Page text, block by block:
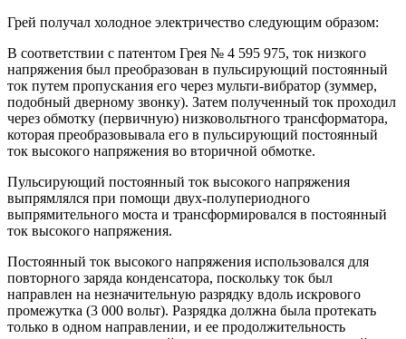
Грей получал холодное электричество следующим образом:
В соответствии с патентом Грея № 4 595 975, ток низкого
напряжения был преобразован в пульсирующий постоянный
ток путем пропускания его через мульти-вибратор (зуммер,
подобный дверному звонку). Затем полученный ток проходил
через обмотку (первичную) низковольтного трансформатора,
которая преобразовывала его в пульсирующий постоянный
ток высокого напряжения во вторичной обмотке.
Пульсирующий постоянный ток высокого напряжения
выпрямлялся при помощи двух-полупериодного
выпрямительного моста и трансформировался в постоянный
ток высокого напряжения.
Постоянный ток высокого напряжения использовался для
повторного заряда конденсатора, поскольку ток был
направлен на незначительную разрядку вдоль искрового
промежутка (3 000 вольт). Разрядка должна была протекать
только в одном направлении, и ее продолжительность